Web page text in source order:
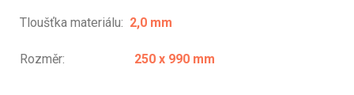
Tloušťka materiálu: 2,0 mm
Rozměr: 250 x 990 mm